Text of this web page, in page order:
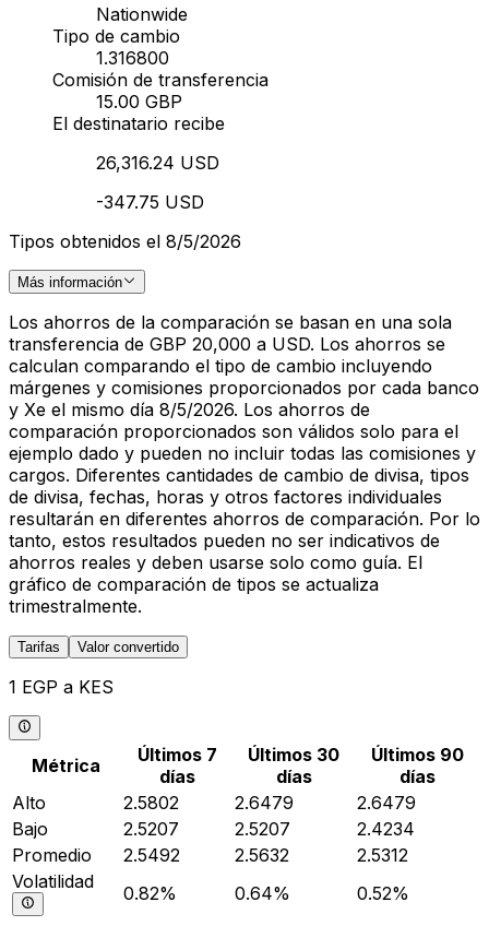
Nationwide
Tipo de cambio
1.316800
Comisión de transferencia
15.00 GBP
El destinatario recibe
26,316.24 USD
-347.75 USD
Tipos obtenidos el 8/5/2026
Más información
Los ahorros de la comparación se basan en una sola
transferencia de GBP 20,000 a USD. Los ahorros se
calculan comparando el tipo de cambio incluyendo
márgenes y comisiones proporcionados por cada banco
y Xe el mismo día 8/5/2026. Los ahorros de
comparación proporcionados son válidos solo para el
ejemplo dado y pueden no incluir todas las comisiones y
cargos. Diferentes cantidades de cambio de divisa, tipos
de divisa, fechas, horas y otros factores individuales
resultarán en diferentes ahorros de comparación. Por lo
tanto, estos resultados pueden no ser indicativos de
ahorros reales y deben usarse solo como guía. El
gráfico de comparación de tipos se actualiza
trimestralmente.
Tarifas Valor convertido
1 EGP a KES
Métrica
Últimos 7
días
Últimos 30
días
Últimos 90
días
Alto
2.5802 2.6479
2.6479
Bajo
2.5207 2.5207
2.4234
Promedio
2.5492 2.5632
2.5312
Volatilidad
0.82% 0.64% 0.52%